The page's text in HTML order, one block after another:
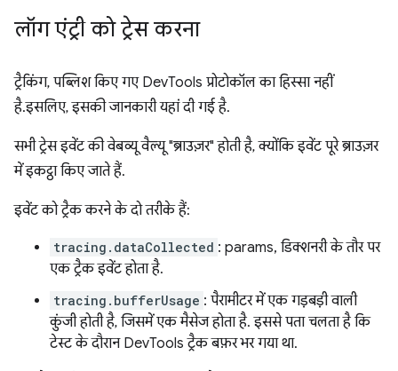
लॉग एंट्री को ट्रेस करना
ट्रैकिंग, पब्लिश किए गए DevTools प्रोटोकॉल का हिस्सा नहीं
है.इसलिए, इसकी जानकारी यहां दी गई है.
सभी ट्रेस इवेंट की वेबव्यू वैल्यू "ब्राउज़र" होती है, क्योंकि इवेंट पूरे ब्राउज़र
में इकट्ठा किए जाते हैं.
इवेंट को ट्रैक करने के दो तरीके हैं:
tracing.dataCollected : params, डिक्शनरी के तौर पर
एक ट्रैक इवेंट होता है.
tracing.bufferUsage : पैरामीटर में एक गड़बड़ी वाली
कुंजी होती है, जिसमें एक मैसेज होता है. इससे पता चलता है कि
टेस्ट के दौरान DevTools ट्रैक बफ़र भर गया था.